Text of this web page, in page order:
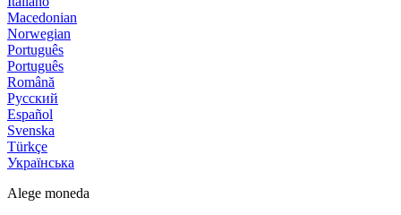
Macedonian
Norwegian
Português
Português
Română
Русский
Español
Svenska
Türkçe
Українська
Alege moneda